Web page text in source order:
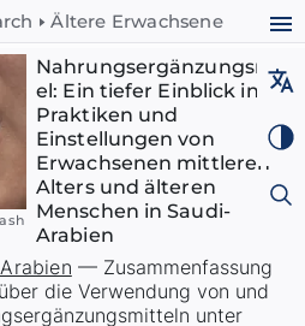
Ältere Erwachsene
Nahrungsergänzungsmitt
el: Ein tiefer Einblick in die
Praktiken und
Einstellungen von
Erwachsenen mittleren
Alters und älteren
Menschen in Saudi-
Arabien
— Zusammenfassung
die Verwendung von und
unter